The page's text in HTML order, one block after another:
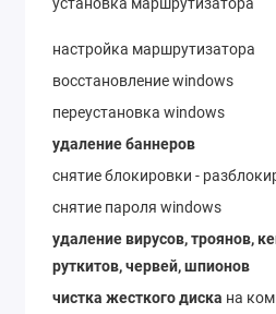
настройка маршрутизатора
восстановление windows
переустановка windows
удаление баннеров
снятие блокировки -
снятие пароля windows
удаление вирусов, троянов,
руткитов, червей, шпионов
чистка жесткого диска на